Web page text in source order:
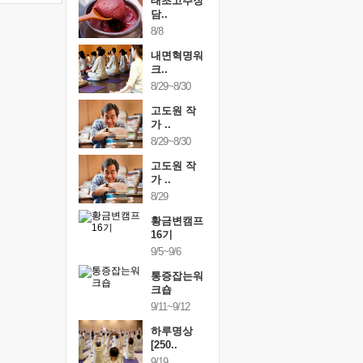
담..
8/8
내면혁명워
크..
8/29~8/30
고도원 작
가 ..
8/29~8/30
고도원 작
가 ..
8/29
황금변캠프
16기
9/5~9/6
통증잡는워
크숍
9/11~9/12
하루명상
[250..